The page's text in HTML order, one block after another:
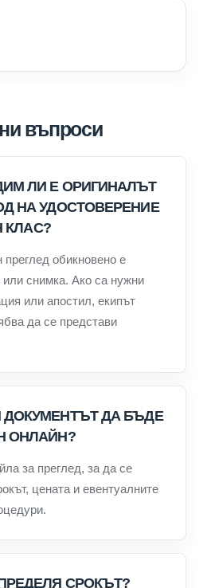
въпроси
ЛИ Е ОРИГИНАЛЪТ
НА УДОСТОВЕРЕНИЕ
КЛАС?
обикновено е
или снимка. Ако са нужни
или апостил, екипът
да се представи
ДА БЪДЕ
ОНЛАЙН?
за преглед, за да се
цената и евентуалните
СРОКЪТ?